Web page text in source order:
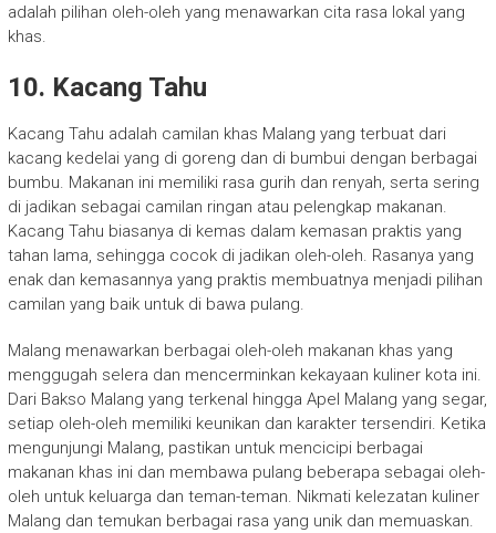
adalah pilihan oleh-oleh yang menawarkan cita rasa lokal yang
khas.
10. Kacang Tahu
Kacang Tahu adalah camilan khas Malang yang terbuat dari
kacang kedelai yang di goreng dan di bumbui dengan berbagai
bumbu. Makanan ini memiliki rasa gurih dan renyah, serta sering
di jadikan sebagai camilan ringan atau pelengkap makanan.
Kacang Tahu biasanya di kemas dalam kemasan praktis yang
tahan lama, sehingga cocok di jadikan oleh-oleh. Rasanya yang
enak dan kemasannya yang praktis membuatnya menjadi pilihan
camilan yang baik untuk di bawa pulang.
Malang menawarkan berbagai oleh-oleh makanan khas yang
menggugah selera dan mencerminkan kekayaan kuliner kota ini.
Dari Bakso Malang yang terkenal hingga Apel Malang yang segar,
setiap oleh-oleh memiliki keunikan dan karakter tersendiri. Ketika
mengunjungi Malang, pastikan untuk mencicipi berbagai
makanan khas ini dan membawa pulang beberapa sebagai oleh-
oleh untuk keluarga dan teman-teman. Nikmati kelezatan kuliner
Malang dan temukan berbagai rasa yang unik dan memuaskan.